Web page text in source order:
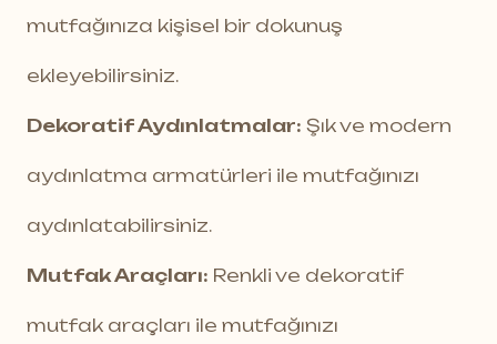
mutfağınıza kişisel bir dokunuş
ekleyebilirsiniz.
Dekoratif Aydınlatmalar: Şık ve modern
aydınlatma armatürleri ile mutfağınızı
aydınlatabilirsiniz.
Mutfak Araçları: Renkli ve dekoratif
mutfak araçları ile mutfağınızı